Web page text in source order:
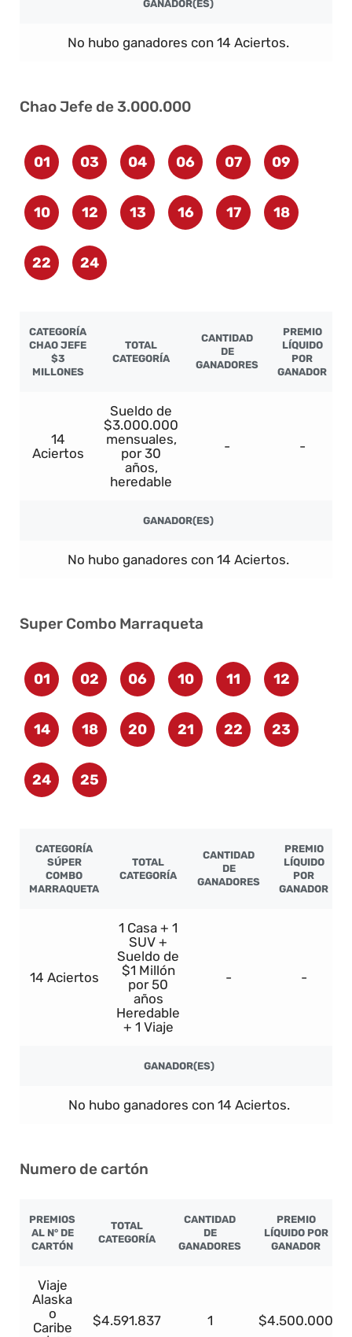
GANADOR(ES)
No hubo ganadores con 14 Aciertos.
Chao Jefe de 3.000.000
01 03 04 06 07 09
10 12 13 16 17 18
22 24
CATEGORÍA
CHAO JEFE
$3
MILLONES
TOTAL
CATEGORÍA
CANTIDAD
DE
GANADORES
PREMIO
LÍQUIDO
POR
GANADOR
14
Aciertos
Sueldo de
$3.000.000
mensuales,
por 30
años,
heredable
- -
GANADOR(ES)
No hubo ganadores con 14 Aciertos.
Super Combo Marraqueta
01 02 06 10 11 12
14 18 20 21 22 23
24 25
CATEGORÍA
SÚPER
COMBO
MARRAQUETA
TOTAL
CATEGORÍA
CANTIDAD
DE
GANADORES
PREMIO
LÍQUIDO
POR
GANADOR
14 Aciertos
1 Casa + 1
SUV +
Sueldo de
$1 Millón
por 50
años
Heredable
+ 1 Viaje
- -
GANADOR(ES)
No hubo ganadores con 14 Aciertos.
Numero de cartón
PREMIOS
AL N° DE
CARTÓN
TOTAL
CATEGORÍA
CANTIDAD
DE
GANADORES
PREMIO
LÍQUIDO POR
GANADOR
Viaje
Alaska
o
Caribe
$4.591.837 1 $4.500.000